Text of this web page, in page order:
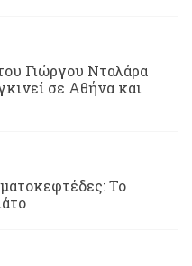
Γιώργου Νταλάρα
σε Αθήνα και
Το